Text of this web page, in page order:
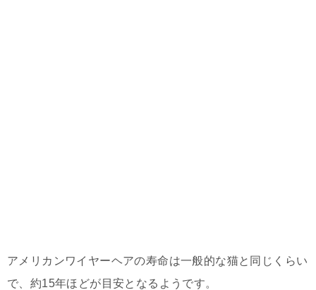
アメリカンワイヤーヘアの寿命は一般的な猫と同じくらい
で、約15年ほどが目安となるようです。